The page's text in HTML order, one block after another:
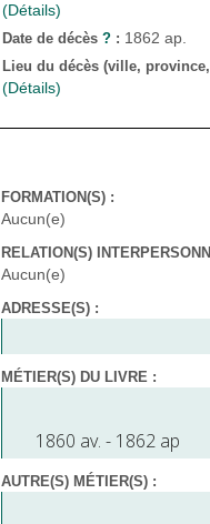
(Détails)
Date de décès ? : 1862 ap.
Lieu du décès (ville,
(Détails)
FORMATION(S) :
Aucun(e)
RELATION(S)
Aucun(e)
ADRESSE(S) :
MÉTIER(S) DU LIVRE :
1860 av. - 1862 ap
AUTRE(S) MÉTIER(S) :